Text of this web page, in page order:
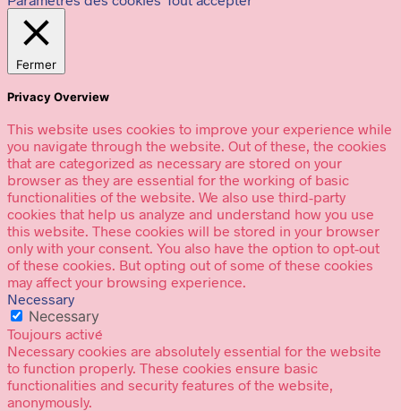
Fermer
Privacy Overview
This website uses cookies to improve your experience while
you navigate through the website. Out of these, the cookies
that are categorized as necessary are stored on your
browser as they are essential for the working of basic
functionalities of the website. We also use third-party
cookies that help us analyze and understand how you use
this website. These cookies will be stored in your browser
only with your consent. You also have the option to opt-out
of these cookies. But opting out of some of these cookies
may affect your browsing experience.
Necessary
Necessary
Toujours activé
Necessary cookies are absolutely essential for the website
to function properly. These cookies ensure basic
functionalities and security features of the website,
anonymously.